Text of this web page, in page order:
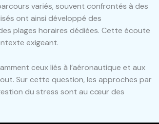
variés, souvent confrontés à des
ont ainsi développé des
plages horaires dédiées. Cette écoute
exigeant.
ceux liés à l’aéronautique et aux
Sur cette question, les approches par
du stress sont au cœur des